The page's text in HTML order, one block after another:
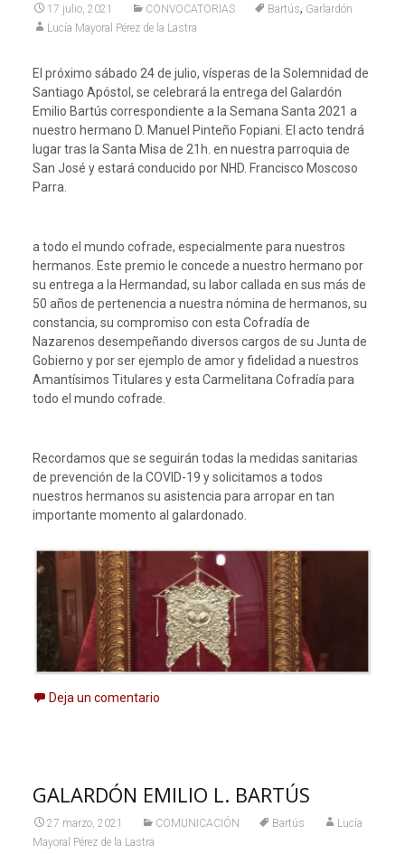
17 julio, 2021 CONVOCATORIAS Bartús, Garlardón
Lucía Mayoral Pérez de la Lastra
El próximo sábado 24 de julio, vísperas de la Solemnidad de
Santiago Apóstol, se celebrará la entrega del Galardón
Emilio Bartús correspondiente a la Semana Santa 2021 a
nuestro hermano D. Manuel Pinteño Fopiani. El acto tendrá
lugar tras la Santa Misa de 21h. en nuestra parroquia de
San José y estará conducido por NHD. Francisco Moscoso
Parra.
a todo el mundo cofrade, especialmente para nuestros
hermanos. Este premio le concede a nuestro hermano por
su entrega a la Hermandad, su labor callada en sus más de
50 años de pertenencia a nuestra nómina de hermanos, su
constancia, su compromiso con esta Cofradía de
Nazarenos desempeñando diversos cargos de su Junta de
Gobierno y por ser ejemplo de amor y fidelidad a nuestros
Amantísimos Titulares y esta Carmelitana Cofradía para
todo el mundo cofrade.
Recordamos que se seguirán todas la medidas sanitarias
de prevención de la COVID-19 y solicitamos a todos
nuestros hermanos su asistencia para arropar en tan
importante momento al galardonado.
Deja un comentario
GALARDÓN EMILIO L. BARTÚS
27 marzo, 2021 COMUNICACIÓN Bartús
Lucía
Mayoral Pérez de la Lastra